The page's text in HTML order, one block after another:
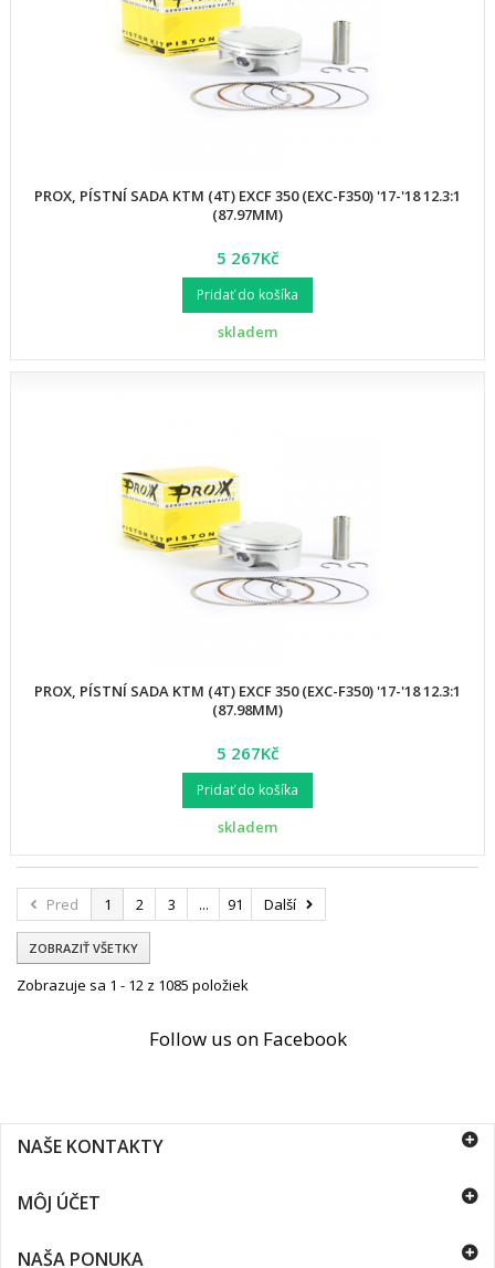
PROX, PÍSTNÍ SADA KTM (4T) EXCF 350 (EXC-F350) '17-'18 12.3:1
(87.97MM)
5 267Kč
Pridať do košíka
skladem
PROX, PÍSTNÍ SADA KTM (4T) EXCF 350 (EXC-F350) '17-'18 12.3:1
(87.98MM)
5 267Kč
Pridať do košíka
skladem
Pred 1 2 3 ... 91 Další
ZOBRAZIŤ VŠETKY
Zobrazuje sa 1 - 12 z 1085 položiek
Follow us on Facebook
NAŠE KONTAKTY
MÔJ ÚČET
NAŠA PONUKA